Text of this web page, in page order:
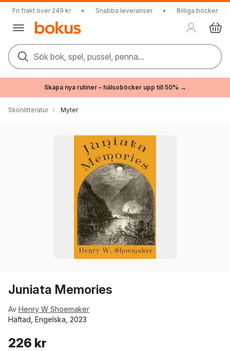
Fri frakt över 249 kr • Snabba leveranser • Billiga böcker
Sök bok, spel, pussel, penna...
Skapa nya rutiner – hälsoböcker upp till 50% →
Skönlitteratur Myter
Juniata Memories
Av Henry W Shoemaker
Häftad, Engelska, 2023
226 kr